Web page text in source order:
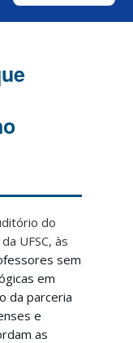
do
UFSC, às
sem
em
da parceria
e
as